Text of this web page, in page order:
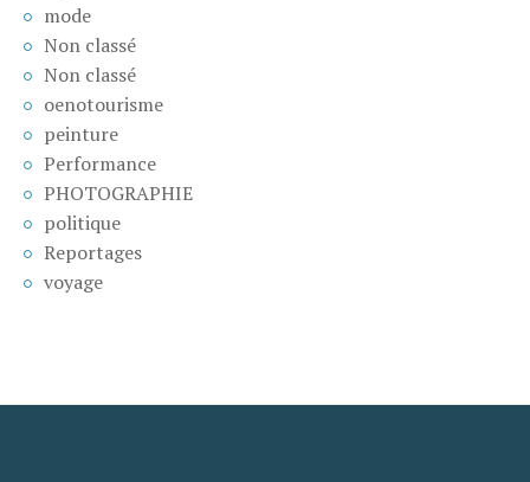
mode
Non classé
Non classé
oenotourisme
peinture
Performance
PHOTOGRAPHIE
politique
Reportages
voyage